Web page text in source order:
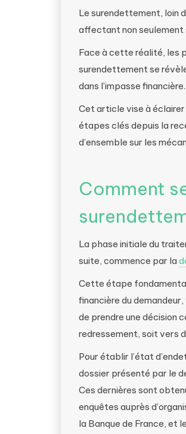
Le surendettement, loin
affectant non seulement
Face à cette réalité, les
surendettement se
dans l’impasse financière.
Cet article vise à éclairer
étapes clés depuis la
d’ensemble sur les
Comment
La phase initiale du
suite, commence par la
Cette étape
financière du
de prendre une décision
redressement, soit vers
Pour établir l’état
dossier présenté par le
Ces dernières sont
enquêtes auprès
la Banque de France, et